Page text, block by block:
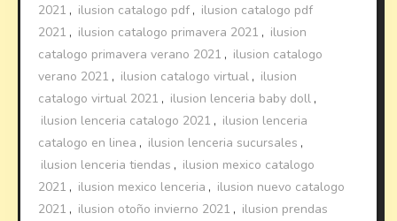
2021 , ilusion catalogo pdf , ilusion catalogo pdf
2021 , ilusion catalogo primavera 2021 , ilusion
catalogo primavera verano 2021 , ilusion catalogo
verano 2021 , ilusion catalogo virtual , ilusion
catalogo virtual 2021 , ilusion lenceria baby doll ,
ilusion lenceria catalogo 2021 , ilusion lenceria
catalogo en linea , ilusion lenceria sucursales ,
ilusion lenceria tiendas , ilusion mexico catalogo
2021 , ilusion mexico lenceria , ilusion nuevo catalogo
2021 , ilusion otoño invierno 2021 , ilusion prendas